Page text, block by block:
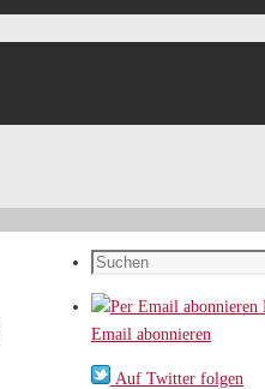
Suchen
nach:
Email abonnieren
Auf Twitter folgen